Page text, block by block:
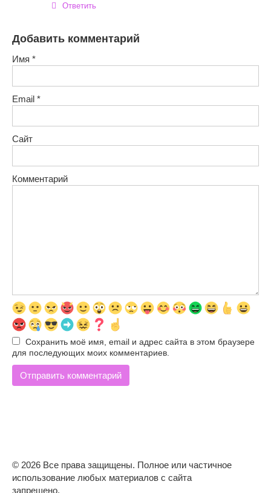
Ответить
Добавить комментарий
Имя *
Email *
Сайт
Комментарий
Сохранить моё имя, email и адрес сайта в этом браузере
для последующих моих комментариев.
© 2026 Все права защищены. Полное или частичное
использование любых материалов с сайта
запрещено.